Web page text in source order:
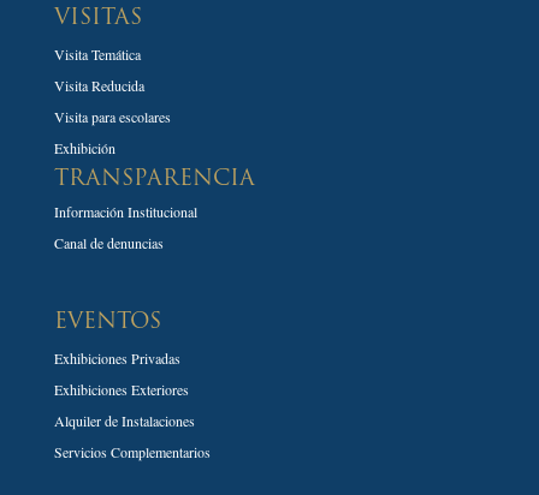
VISITAS
Visita Temática
Visita Reducida
Visita para escolares
Exhibición
TRANSPARENCIA
Información Institucional
Canal de denuncias
EVENTOS
Exhibiciones Privadas
Exhibiciones Exteriores
Alquiler de Instalaciones
Servicios Complementarios